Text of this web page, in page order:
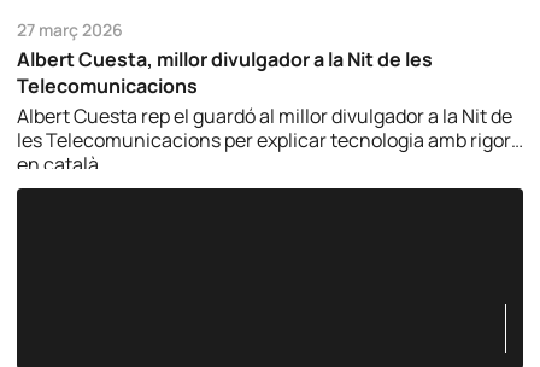
27 març 2026
Albert Cuesta, millor divulgador a la Nit de les
Telecomunicacions
Albert Cuesta rep el guardó al millor divulgador a la Nit de
les Telecomunicacions per explicar tecnologia amb rigor i
en català.